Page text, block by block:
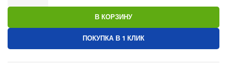
В КОРЗИНУ
ПОКУПКА В 1 КЛИК